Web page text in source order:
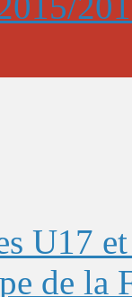
U17
de la